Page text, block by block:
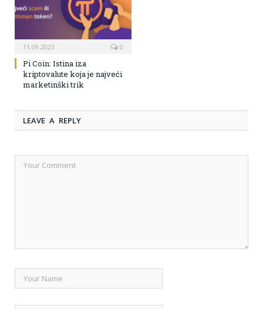
11.09.2023 0
Pi Coin: Istina iza
kriptovalute koja je najveći
marketinški trik
LEAVE A REPLY